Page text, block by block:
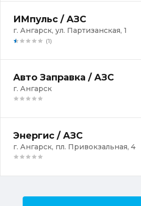
ИМпульс / АЗС
г. Ангарск, ул. Партизанская, 1
(1)
Авто Заправка / АЗС
г. Ангарск
Энергис / АЗС
г. Ангарск, пл. Привокзальная, 4